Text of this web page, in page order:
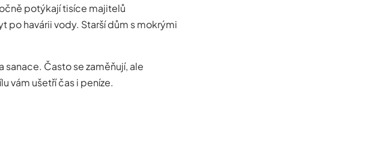
potýkají tisíce majitelů
po havárii vody. Starší dům s mokrými
sanace. Často se zaměňují, ale
vám ušetří čas i peníze.